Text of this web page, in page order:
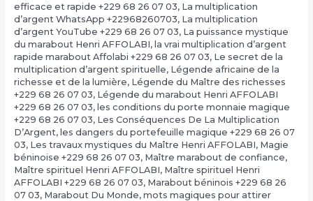
efficace et rapide +229 68 26 07 03, La multiplication
d’argent WhatsApp +22968260703, La multiplication
d’argent YouTube +229 68 26 07 03, La puissance mystique
du marabout Henri AFFOLABI, la vrai multiplication d’argent
rapide marabout Affolabi +229 68 26 07 03, Le secret de la
multiplication d’argent spirituelle, Légende africaine de la
richesse et de la lumière, Légende du Maître des richesses
+229 68 26 07 03, Légende du marabout Henri AFFOLABI
+229 68 26 07 03, les conditions du porte monnaie magique
+229 68 26 07 03, Les Conséquences De La Multiplication
D’Argent, les dangers du portefeuille magique +229 68 26 07
03, Les travaux mystiques du Maître Henri AFFOLABI, Magie
béninoise +229 68 26 07 03, Maître marabout de confiance,
Maître spirituel Henri AFFOLABI, Maître spirituel Henri
AFFOLABI +229 68 26 07 03, Marabout béninois +229 68 26
07 03, Marabout Du Monde, mots magiques pour attirer